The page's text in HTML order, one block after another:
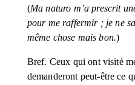
(Ma naturo m’a prescrit
pour me raffermir ; je ne
même chose mais bon.)
Bref. Ceux qui ont visité
demanderont peut-être ce